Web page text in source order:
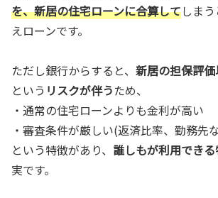
を、新居の住宅ローンに合算してしま
えローンです。
ただし銀行からすると、 新居の担保評
という リスクが伴うため、
・通常の住宅ローンよりも金利が高い
・審査条件が厳しい(返済比率、勤務先
という特徴があり、 誰しもが利用でき
実です。